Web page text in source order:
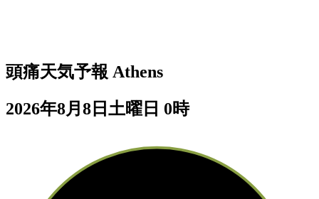
頭痛天気予報 Athens
2026年8月8日土曜日 0時